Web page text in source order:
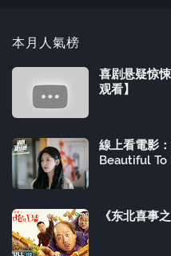
本月人氣榜
喜剧悬疑惊
观看】
線上看電影
Beautiful To
《东北喜事